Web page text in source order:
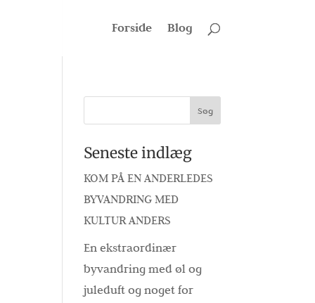
Forside Blog
Seneste indlæg
KOM PÅ EN ANDERLEDES
BYVANDRING MED
KULTUR ANDERS
En ekstraordinær
byvandring med øl og
juleduft og noget for